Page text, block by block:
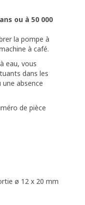
ou à 50 000
la pompe à
à café.
eau, vous
dans les
absence
de pièce
ø 12 x 20 mm